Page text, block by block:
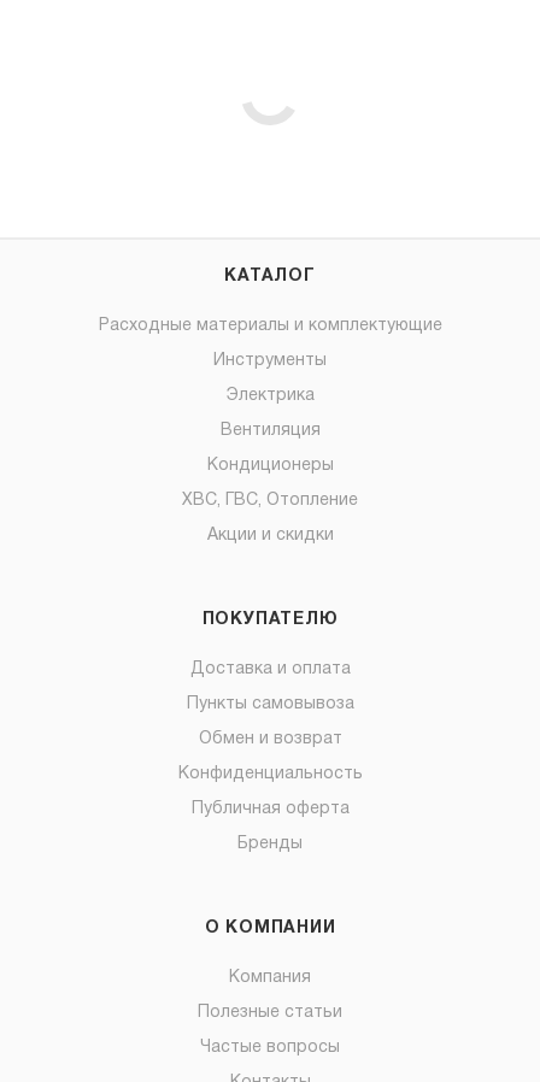
КАТАЛОГ
Расходные материалы и комплектующие
Инструменты
Электрика
Вентиляция
Кондиционеры
ХВС, ГВС, Отопление
Акции и скидки
ПОКУПАТЕЛЮ
Доставка и оплата
Пункты самовывоза
Обмен и возврат
Конфиденциальность
Публичная оферта
Бренды
О КОМПАНИИ
Компания
Полезные статьи
Частые вопросы